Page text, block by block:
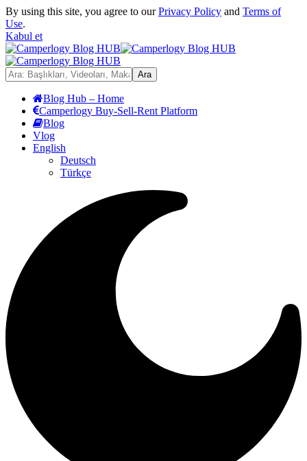
By using this site, you agree to ourPrivacy Policy and Terms of
Use.
Kabul et
Blog Hub – Home
Camperlogy Buy-Sell-Rent Platform
Blog
Vlog
English
Deutsch
Türkçe